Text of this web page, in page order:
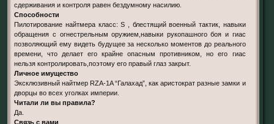
сдерживания и контроля равен бездумному насилию.
Способности
Пилотирование найтмера класс: S , блестящий военный тактик, навыки
обращения с огнестрельным оружием,навыки рукопашного боя и гиас
позволяющий ему видеть будущее за несколько моментов до реального
времени, что делает его крайне опасным противником, но его гиас
нельзя контролировать,поэтому его правый глаз закрыт.
Личное имущество
Эксклюзивный найтмер RZA-1A “Галахад”, как аристократ разные замки и
дворцы во всех уголках империи.
Читали ли вы правила?
Да.
Связь с вами